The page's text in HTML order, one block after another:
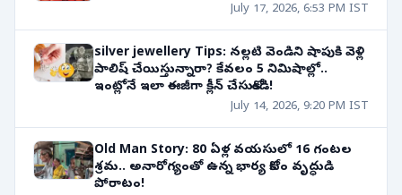
July 17, 2026, 6:53 PM IST
silver jewellery Tips: నల్లటి వెండిని షాపుకి వెళ్లి
పాలిష్ చేయిస్తున్నారా? కేవలం 5 నిమిషాల్లో..
ఇంట్లోనే ఇలా ఈజీగా క్లీన్ చేసుకోండి!
July 14, 2026, 9:20 PM IST
Old Man Story: 80 ఏళ్ల వయసులో 16 గంటల
శ్రమ.. అనారోగ్యంతో ఉన్న భార్య కోసం వృద్ధుడి
పోరాటం!